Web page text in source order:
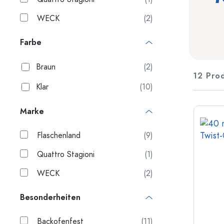
200 ml Flaschen
Pipettenflaschen
Flaschen nach Anwendung
Essig- und Ölflaschen
Weinflaschen
Trinkflaschen
Medizinflaschen
Flaschen nach Form
Henkelflaschen
WECK
(2)
Farbe
Braun
(2)
Klar
(10)
Marke
Flaschenland
(9)
Quattro Stagioni
(1)
WECK
(2)
Besonderheiten
Backofenfest
(11)
12